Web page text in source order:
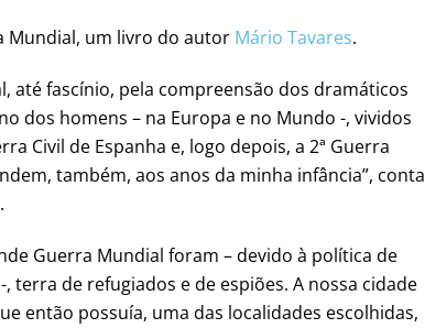
Mundial, um livro do autor Mário Tavares.
até fascínio, pela compreensão dos dramáticos
dos homens – na Europa e no Mundo -, vividos
Civil de Espanha e, logo depois, a 2ª Guerra
também, aos anos da minha infância”, conta
Guerra Mundial foram – devido à política de
terra de refugiados e de espiões. A nossa cidade
então possuía, uma das localidades escolhidas,